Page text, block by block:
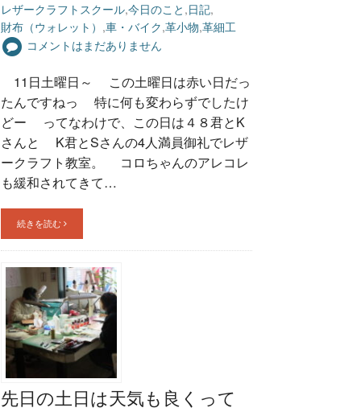
レザークラフトスクール,今日のこと ,日記,
財布（ウォレット） ,車・バイク,革小物,革細工
コメントはまだありません
11日土曜日～ この土曜日は赤い日だっ
たんですねっ 特に何も変わらずでしたけ
どー ってなわけで、この日は４８君とK
さんと K君とSさんの4人満員御礼でレザ
ークラフト教室。 コロちゃんのアレコレ
も緩和されてきて…
続きを読む
先日の土日は天気も良くって